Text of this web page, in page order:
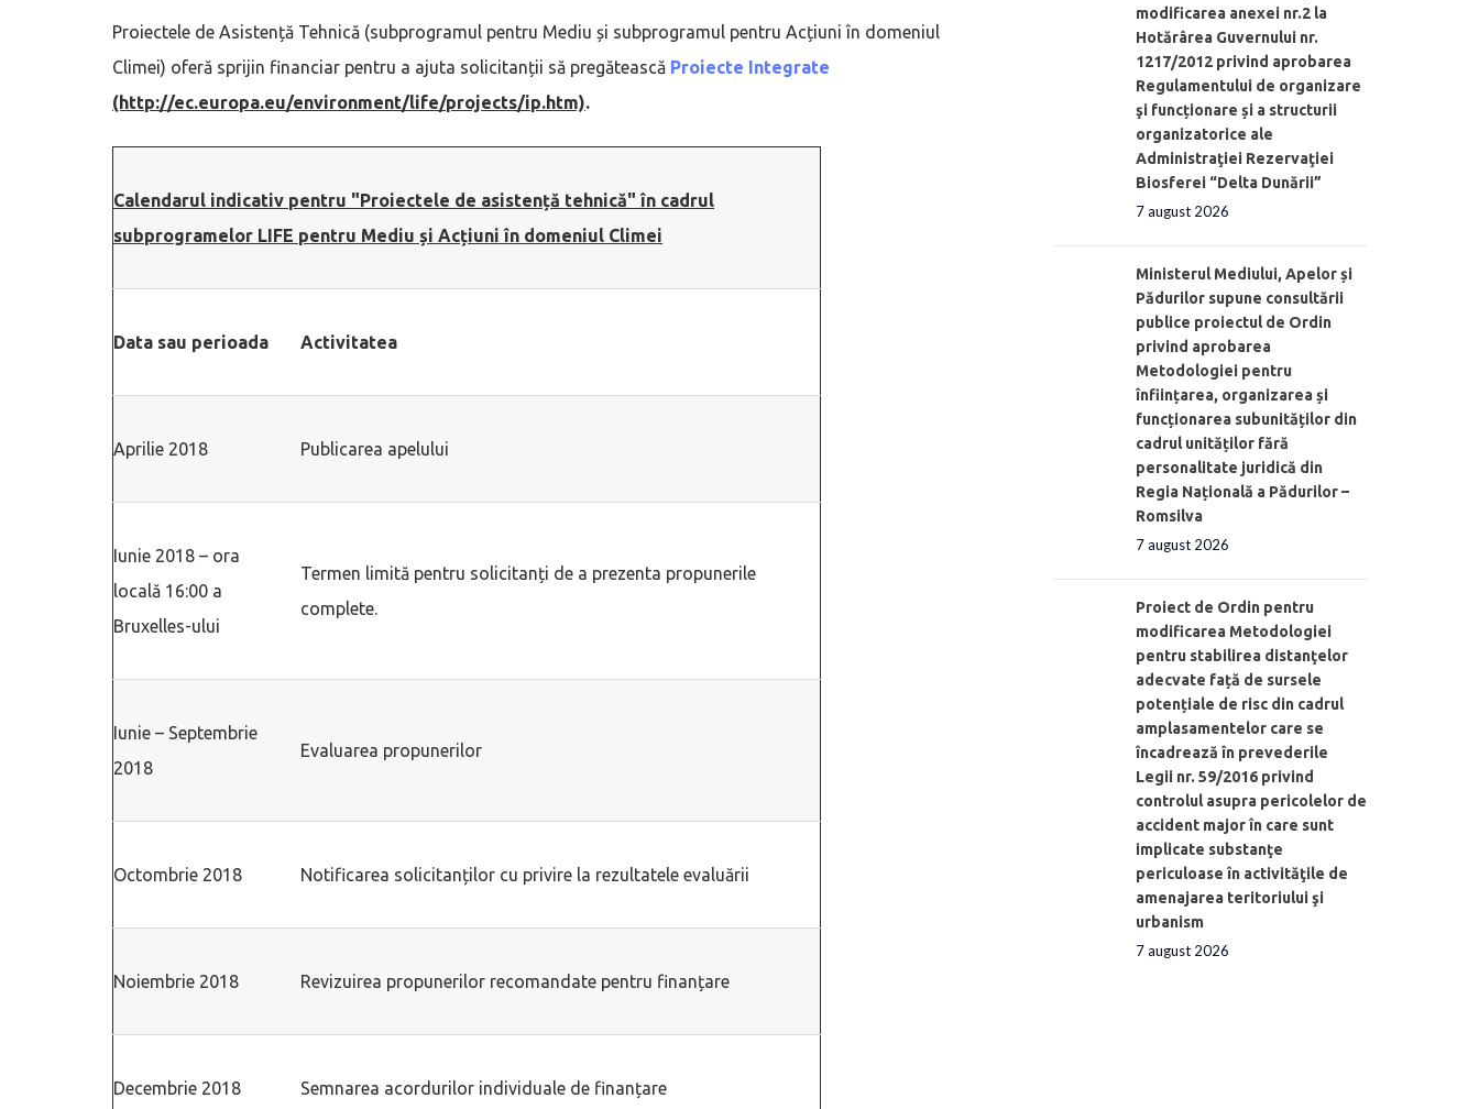
Proiectele de Asistență Tehnică (subprogramul pentru Mediu și subprogramul pentru Acțiuni în domeniul
Climei) oferă sprijin financiar pentru a ajuta solicitanții să pregătească Proiecte Integrate
(http://ec.europa.eu/environment/life/projects/ip.htm).
Calendarul indicativ pentru "Proiectele de asistență tehnică" în cadrul
subprogramelor LIFE pentru Mediu și Acțiuni în domeniul Climei
Data sau perioada Activitatea
Aprilie 2018 Publicarea apelului
Iunie 2018 – ora
locală 16:00 a
Bruxelles-ului
Termen limită pentru solicitanți de a prezenta propunerile
complete.
Iunie – Septembrie
2018
Evaluarea propunerilor
Octombrie 2018 Notificarea solicitanților cu privire la rezultatele evaluării
Noiembrie 2018 Revizuirea propunerilor recomandate pentru finanțare
Decembrie 2018 Semnarea acordurilor individuale de finanțare
modificarea anexei nr.2 la
Hotărârea Guvernului nr.
1217/2012 privind aprobarea
Regulamentului de organizare
şi funcționare și a structurii
organizatorice ale
Administraţiei Rezervaţiei
Biosferei “Delta Dunării”
7 august 2026
Ministerul Mediului, Apelor și
Pădurilor supune consultării
publice proiectul de Ordin
privind aprobarea
Metodologiei pentru
înființarea, organizarea și
funcționarea subunităților din
cadrul unităților fără
personalitate juridică din
Regia Națională a Pădurilor –
Romsilva
7 august 2026
Proiect de Ordin pentru
modificarea Metodologiei
pentru stabilirea distanţelor
adecvate față de sursele
potențiale de risc din cadrul
amplasamentelor care se
încadrează în prevederile
Legii nr. 59/2016 privind
controlul asupra pericolelor de
accident major în care sunt
implicate substanţe
periculoase în activităţile de
amenajarea teritoriului şi
urbanism
7 august 2026